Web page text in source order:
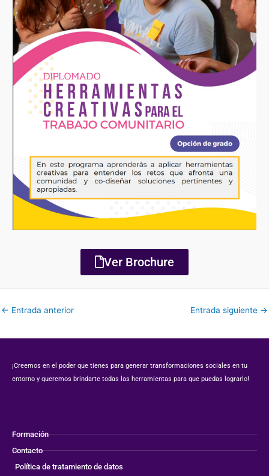
Ver Brochure
← Entrada anterior Entrada siguiente →
¡Creemos en el poder que tienes para generar transformaciones sociales en tu
entorno y queremos brindarte todas las herramientas para que puedas lograrlo!
Formación
Contacto
Política de tratamiento de datos